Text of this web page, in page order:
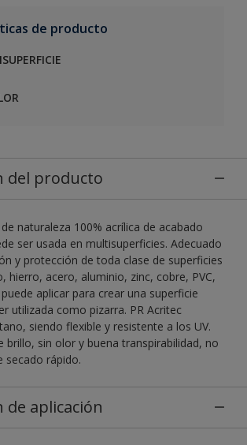
de producto
del producto
naturaleza 100% acrílica de acabado
ser usada en multisuperficies. Adecuado
y protección de toda clase de superficies
hierro, acero, aluminio, zinc, cobre, PVC,
aplicar para crear una superficie
utilizada como pizarra. PR Acritec
siendo flexible y resistente a los UV.
brillo, sin olor y buena transpirabilidad, no
secado rápido.
de aplicación